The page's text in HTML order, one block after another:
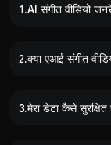
1.AI संगीत वीडियो
2.क्या एआई संगीत
3.मेरा डेटा कैसे सुरक्षित